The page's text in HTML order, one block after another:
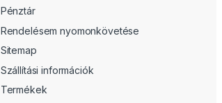
Pénztár
Rendelésem nyomonkövetése
Sitemap
Szállítási információk
Termékek